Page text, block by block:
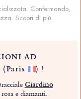
Confermando,
Scopri di più
AD
(Paris ) !
Giardino
e diamanti.